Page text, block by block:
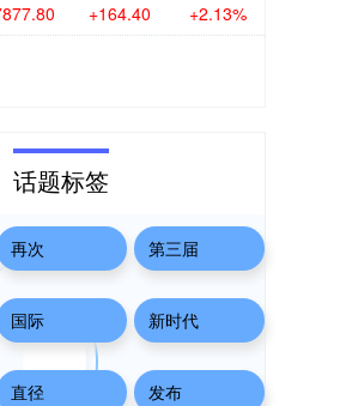
+164.40 +2.13%
话题标签
再次 第三届
国际 新时代
直径 发布